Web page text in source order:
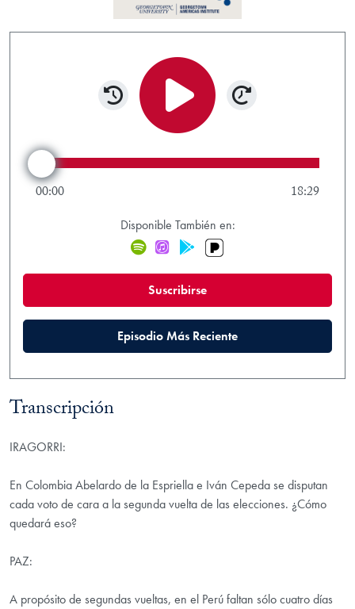
Transcripción
IRAGORRI:
En Colombia Abelardo de la Espriella e Iván Cepeda se disputan
cada voto de cara a la segunda vuelta de las elecciones. ¿Cómo
quedará eso?
PAZ:
A propósito de segundas vueltas, en el Perú faltan sólo cuatro días
Rewind 15 seconds
Audio Scrubber
00:00 18:29
Disponible También en:
Spotify
iTunesGoogle Play
Suscribirse(new window)
Episodio Más Reciente(new window)